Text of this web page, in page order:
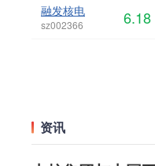
融发核电
sz002366 6.18
资讯